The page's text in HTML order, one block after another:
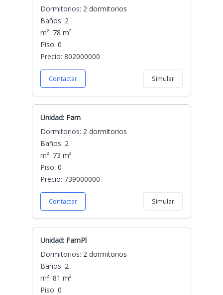
Dormitorios: 2 dormitorios
Baños: 2
m²: 78 m²
Piso: 0
Precio: 802000000
Contactar Simular
Unidad: Fam
Dormitorios: 2 dormitorios
Baños: 2
m²: 73 m²
Piso: 0
Precio: 739000000
Contactar Simular
Unidad: FamPl
Dormitorios: 2 dormitorios
Baños: 2
m²: 81 m²
Piso: 0